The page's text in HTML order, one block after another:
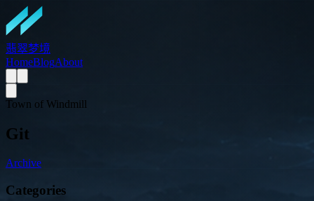
翡翠梦境
HomeBlogAbout
Town of Windmill
Git
Archive
Categories